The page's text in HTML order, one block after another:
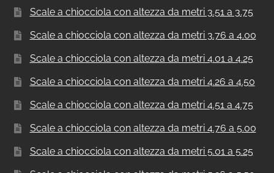
Scale a chiocciola con altezza da metri 3.51 a 3.75
Scale a chiocciola con altezza da metri 3.76 a 4.00
Scale a chiocciola con altezza da metri 4.01 a 4.25
Scale a chiocciola con altezza da metri 4.26 a 4.50
Scale a chiocciola con altezza da metri 4.51 a 4.75
Scale a chiocciola con altezza da metri 4.76 a 5.00
Scale a chiocciola con altezza da metri 5.01 a 5.25